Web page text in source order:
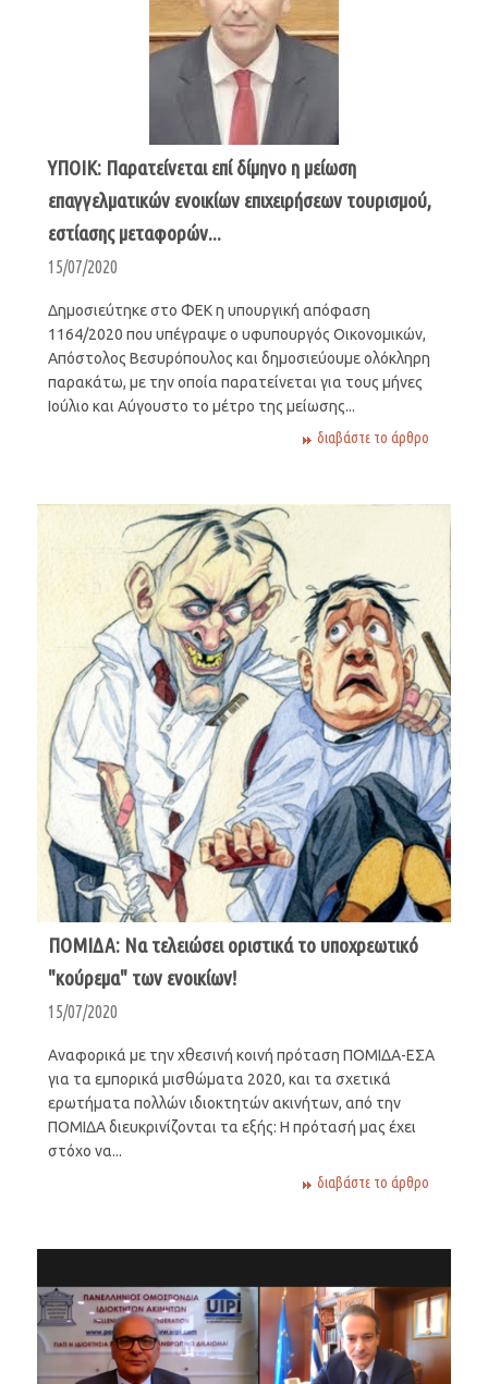
ΥΠΟΙΚ: Παρατείνεται επί δίμηνο η μείωση
επαγγελματικών ενοικίων επιχειρήσεων τουρισμού,
εστίασης μεταφορών...
15/07/2020
Δημοσιεύτηκε στο ΦΕΚ η υπουργική απόφαση
1164/2020 που υπέγραψε ο υφυπουργός Οικονομικών,
Απόστολος Βεσυρόπουλος και δημοσιεύουμε ολόκληρη
παρακάτω, με την οποία παρατείνεται για τους μήνες
Ιούλιο και Αύγουστο το μέτρο της μείωσης...
διαβάστε το άρθρο
ΠΟΜΙΔΑ: Να τελειώσει οριστικά το υποχρεωτικό
"κούρεμα" των ενοικίων!
15/07/2020
Αναφορικά με την χθεσινή κοινή πρόταση ΠΟΜΙΔΑ-ΕΣΑ
για τα εμπορικά μισθώματα 2020, και τα σχετικά
ερωτήματα πολλών ιδιοκτητών ακινήτων, από την
ΠΟΜΙΔΑ διευκρινίζονται τα εξής: Η πρότασή μας έχει
στόχο να...
διαβάστε το άρθρο